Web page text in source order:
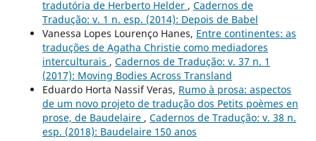
tradutória de Herberto Helder , Cadernos de
Tradução: v. 1 n. esp. (2014): Depois de Babel
Vanessa Lopes Lourenço Hanes, Entre continentes: as
traduções de Agatha Christie como mediadores
interculturais , Cadernos de Tradução: v. 37 n. 1
(2017): Moving Bodies Across Transland
Eduardo Horta Nassif Veras, Rumo à prosa: aspectos
de um novo projeto de tradução dos Petits poèmes en
prose, de Baudelaire , Cadernos de Tradução: v. 38 n.
esp. (2018): Baudelaire 150 anos